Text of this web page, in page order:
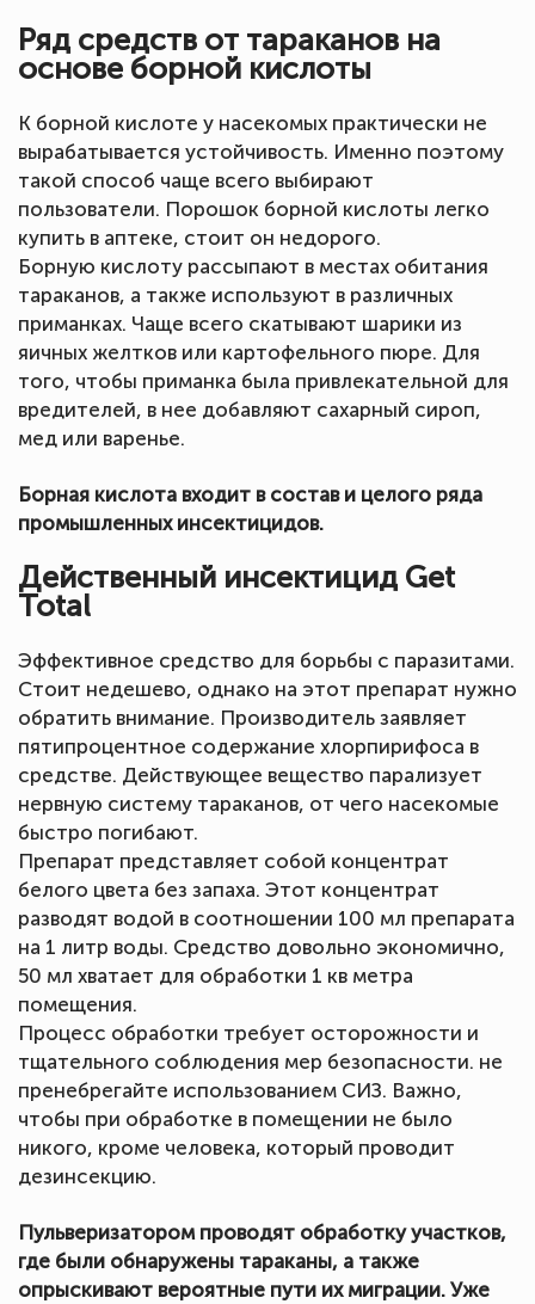
Ряд средств от тараканов на
основе борной кислоты
К борной кислоте у насекомых практически не
вырабатывается устойчивость. Именно поэтому
такой способ чаще всего выбирают
пользователи. Порошок борной кислоты легко
купить в аптеке, стоит он недорого.
Борную кислоту рассыпают в местах обитания
тараканов, а также используют в различных
приманках. Чаще всего скатывают шарики из
яичных желтков или картофельного пюре. Для
того, чтобы приманка была привлекательной для
вредителей, в нее добавляют сахарный сироп,
мед или варенье.
Борная кислота входит в состав и целого ряда
промышленных инсектицидов.
Действенный инсектицид Get
Total
Эффективное средство для борьбы с паразитами.
Стоит недешево, однако на этот препарат нужно
обратить внимание. Производитель заявляет
пятипроцентное содержание хлорпирифоса в
средстве. Действующее вещество парализует
нервную систему тараканов, от чего насекомые
быстро погибают.
Препарат представляет собой концентрат
белого цвета без запаха. Этот концентрат
разводят водой в соотношении 100 мл препарата
на 1 литр воды. Средство довольно экономично,
50 мл хватает для обработки 1 кв метра
помещения.
Процесс обработки требует осторожности и
тщательного соблюдения мер безопасности. не
пренебрегайте использованием СИЗ. Важно,
чтобы при обработке в помещении не было
никого, кроме человека, который проводит
дезинсекцию.
Пульверизатором проводят обработку участков,
где были обнаружены тараканы, а также
опрыскивают вероятные пути их миграции. Уже